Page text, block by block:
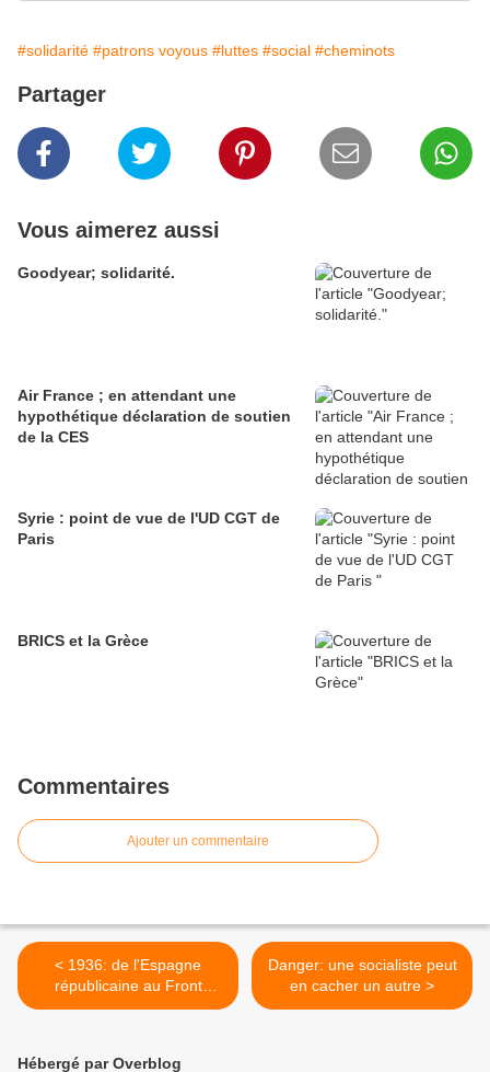
#solidarité #patrons voyous #luttes #social #cheminots
Partager
Vous aimerez aussi
Goodyear; solidarité.
Air France ; en attendant une
hypothétique déclaration de soutien
de la CES
Syrie : point de vue de l'UD CGT de
Paris
BRICS et la Grèce
Commentaires
Ajouter un commentaire
< 1936: de l'Espagne
républicaine au Front
populaire dirigé par Léon
Danger: une socialiste peut
en cacher un autre >
Hébergé par Overblog